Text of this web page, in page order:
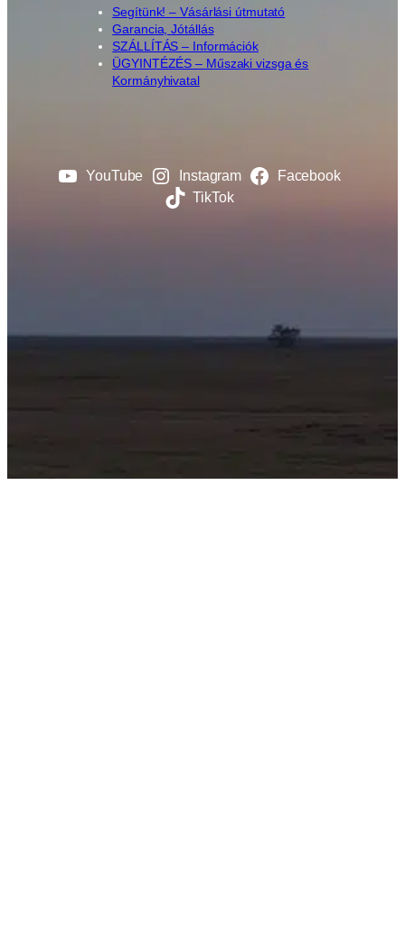
Segítünk! – Vásárlási útmutató
Garancia, Jótállás
SZÁLLÍTÁS – Információk
ÜGYINTÉZÉS – Műszaki vizsga és
Kormányhivatal
YouTube Instagram
Facebook
TikTok